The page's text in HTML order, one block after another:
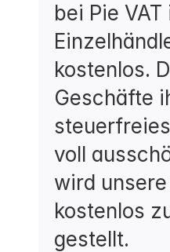
bei Pie
kostenlos.
Geschäfte
voll
wird
kostenlos
gestellt.